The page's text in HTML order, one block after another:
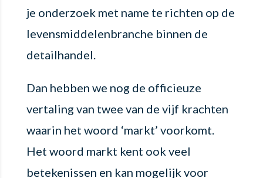
je onderzoek met name te richten op de
levensmiddelenbranche binnen de
detailhandel.
Dan hebben we nog de officieuze
vertaling van twee van de vijf krachten
waarin het woord ‘markt’ voorkomt.
Het woord markt kent ook veel
betekenissen en kan mogelijk voor